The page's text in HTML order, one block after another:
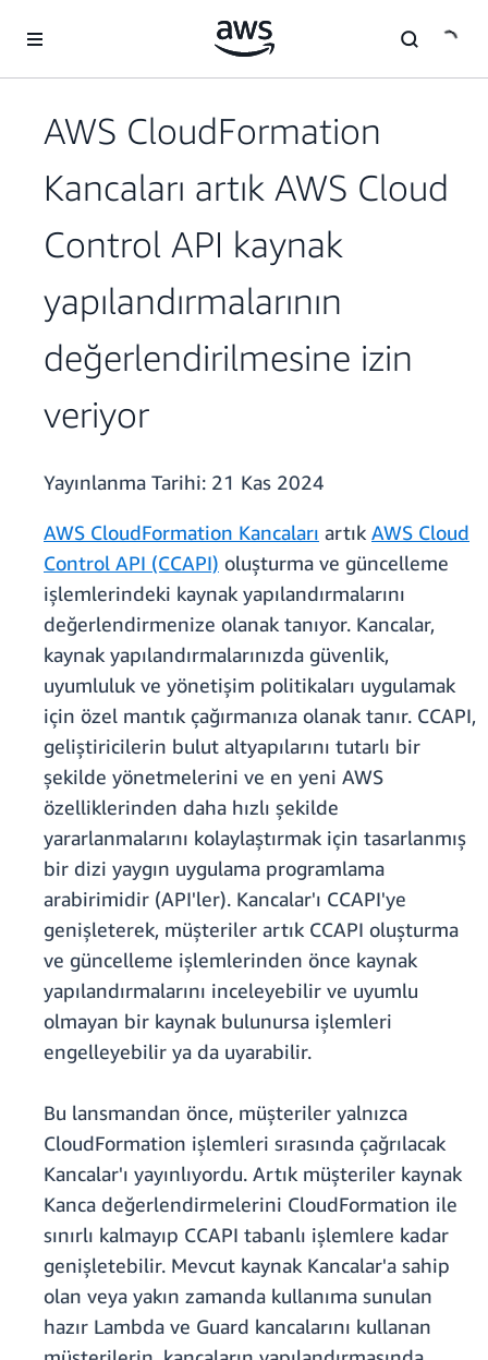
AWS CloudFormation
Kancaları artık AWS Cloud
Control API kaynak
yapılandırmalarının
değerlendirilmesine izin
veriyor
Yayınlanma Tarihi: 21 Kas 2024
AWS CloudFormation Kancaları artık AWS Cloud
Control API (CCAPI) oluşturma ve güncelleme
işlemlerindeki kaynak yapılandırmalarını
değerlendirmenize olanak tanıyor. Kancalar,
kaynak yapılandırmalarınızda güvenlik,
uyumluluk ve yönetişim politikaları uygulamak
için özel mantık çağırmanıza olanak tanır. CCAPI,
geliştiricilerin bulut altyapılarını tutarlı bir
şekilde yönetmelerini ve en yeni AWS
özelliklerinden daha hızlı şekilde
yararlanmalarını kolaylaştırmak için tasarlanmış
bir dizi yaygın uygulama programlama
arabirimidir (API'ler). Kancalar'ı CCAPI'ye
genişleterek, müşteriler artık CCAPI oluşturma
ve güncelleme işlemlerinden önce kaynak
yapılandırmalarını inceleyebilir ve uyumlu
olmayan bir kaynak bulunursa işlemleri
engelleyebilir ya da uyarabilir.
Bu lansmandan önce, müşteriler yalnızca
CloudFormation işlemleri sırasında çağrılacak
Kancalar'ı yayınlıyordu. Artık müşteriler kaynak
Kanca değerlendirmelerini CloudFormation ile
sınırlı kalmayıp CCAPI tabanlı işlemlere kadar
genişletebilir. Mevcut kaynak Kancalar'a sahip
olan veya yakın zamanda kullanıma sunulan
hazır Lambda ve Guard kancalarını kullanan